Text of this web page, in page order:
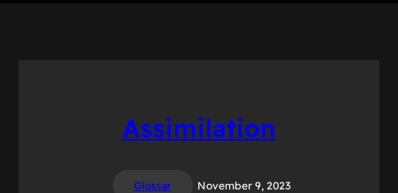
Assimilation
Glossar November 9, 2023